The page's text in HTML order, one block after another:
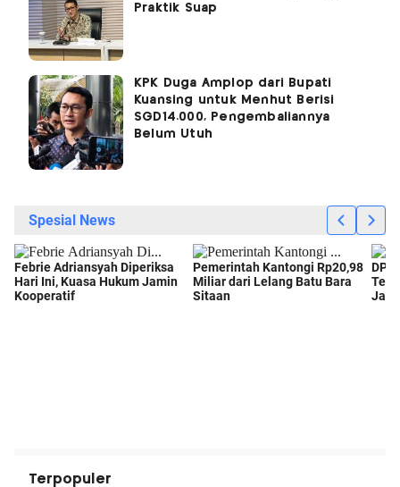
Praktik Suap
KPK Duga Amplop dari Bupati
Kuansing untuk Menhut Berisi
SGD14.000, Pengembaliannya
Belum Utuh
Terpopuler